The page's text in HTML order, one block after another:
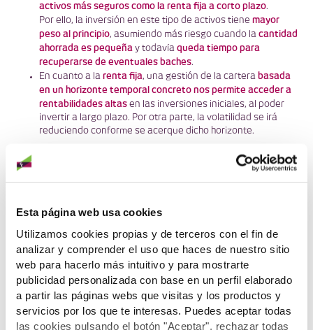
Esta página web usa cookies
Utilizamos cookies propias y de terceros con el fin de
analizar y comprender el uso que haces de nuestro sitio
web para hacerlo más intuitivo y para mostrarte
publicidad personalizada con base en un perfil elaborado
a partir las páginas webs que visitas y los productos y
servicios por los que te interesas. Puedes aceptar todas
las cookies pulsando el botón "Aceptar", rechazar todas
activos más seguros como la renta fija a corto plazo.
Por ello, la inversión en este tipo de activos tiene mayor
peso al principio, asumiendo más riesgo cuando la cantidad
ahorrada es pequeña y todavía queda tiempo para
recuperarse de eventuales baches.
En cuanto a la renta fija, una gestión de la cartera basada
en un horizonte temporal concreto nos permite acceder a
rentabilidades altas en las inversiones iniciales, al poder
invertir a largo plazo. Por otra parte, la volatilidad se irá
reduciendo conforme se acerque dicho horizonte.
Con este esquema de inversiones, a medida que crece el saldo del
plan y va quedando menos tiempo para tu jubilación,el peso de los
Con la gestión del riesgo en un horizonte de inversión de largo
que no obtendríamos con inversiones sin riesgo o a más corto
plazo, lo cual se podrá traducir en un menor esfuerzo de ahorro, ya
que la revalorización del capital acumulado irá sumándose a las
aportaciones. No obstante, también existe la posibilidad de que la
evolución de las inversiones no sea la esperada, pudiendo llegar a
producirse pérdidas .